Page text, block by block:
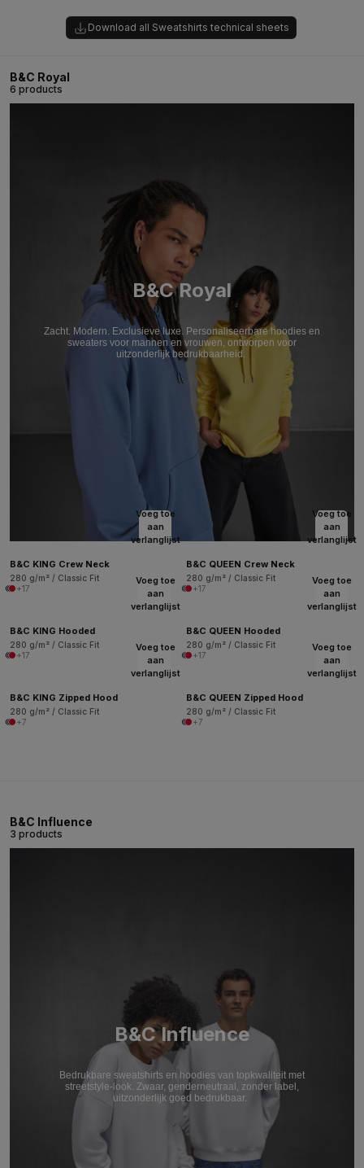
Download all Sweatshirts technical sheets
B&C Royal
6 products
B&C Royal
Zacht. Modern. Exclusieve luxe. Personaliseerbare hoodies en
sweaters voor mannen en vrouwen, ontworpen voor
uitzonderlijk bedrukbaarheid.
Voeg toe
aan
verlanglijst
B&C KING Crew Neck
280 g/m² / Classic Fit
+17
Voeg toe
aan
verlanglijst
B&C QUEEN Crew Neck
280 g/m² / Classic Fit
+17
Voeg toe
aan
verlanglijst
B&C KING Hooded
280 g/m² / Classic Fit
+17
Voeg toe
aan
verlanglijst
B&C QUEEN Hooded
280 g/m² / Classic Fit
+17
Voeg toe
aan
verlanglijst
B&C KING Zipped Hood
280 g/m² / Classic Fit
+7
Voeg toe
aan
verlanglijst
B&C QUEEN Zipped Hood
280 g/m² / Classic Fit
+7
B&C Influence
3 products
B&C Influence
Bedrukbare sweatshirts en hoodies van topkwaliteit met
streetstyle-look. Zwaar, genderneutraal, zonder label,
uitzonderlijk goed bedrukbaar.